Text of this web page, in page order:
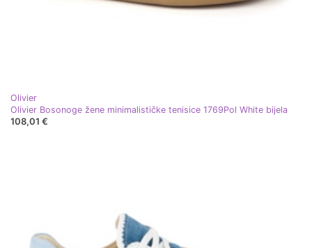
Olivier
Olivier Bosonoge žene minimalističke tenisice 1769Pol White bijela
108,01 €